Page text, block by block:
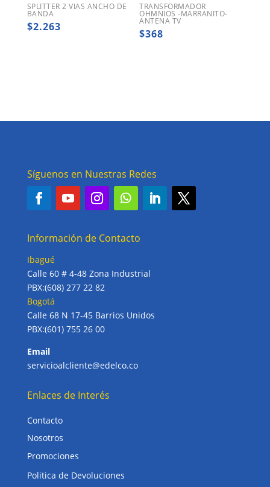
SPLITTER 2 VIAS ANCHO DE
BANDA
$2.263
TRANSFORMADOR
OHMNIOS -MARRANITO-
ANTENA TV
$368
Síguenos en Nuestras Redes
Información de Contacto
Ibagué
Calle 60 # 4-48 Zona Industrial
PBX:(608) 277 22 82
Bogotá
Calle 68 N 17-45 Barrios Unidos
PBX:(601) 755 26 00
Email
servicioalcliente@edelco.co
Enlaces de Interés
Contacto
Nosotros
Promociones
Politica de Devoluciones